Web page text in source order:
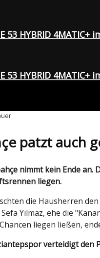
53 HYBRID 4MATIC+
53 HYBRID 4MATIC+
patzt auch
liegen.
die Hausherren
Yılmaz, ehe die
liegen ließen,
verteidigt den